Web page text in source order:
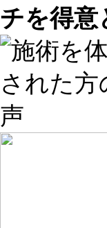
チを得意